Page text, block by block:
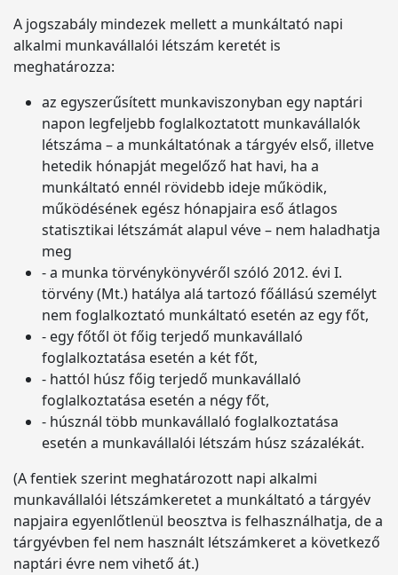
A jogszabály mindezek mellett a munkáltató napi
alkalmi munkavállalói létszám keretét is
meghatározza:
az egyszerűsített munkaviszonyban egy naptári
napon legfeljebb foglalkoztatott munkavállalók
létszáma – a munkáltatónak a tárgyév első, illetve
hetedik hónapját megelőző hat havi, ha a
munkáltató ennél rövidebb ideje működik,
működésének egész hónapjaira eső átlagos
statisztikai létszámát alapul véve – nem haladhatja
meg
- a munka törvénykönyvéről szóló 2012. évi I.
törvény (Mt.) hatálya alá tartozó főállású személyt
nem foglalkoztató munkáltató esetén az egy főt,
- egy főtől öt főig terjedő munkavállaló
foglalkoztatása esetén a két főt,
- hattól húsz főig terjedő munkavállaló
foglalkoztatása esetén a négy főt,
- húsznál több munkavállaló foglalkoztatása
esetén a munkavállalói létszám húsz százalékát.
(A fentiek szerint meghatározott napi alkalmi
munkavállalói létszámkeretet a munkáltató a tárgyév
napjaira egyenlőtlenül beosztva is felhasználhatja, de a
tárgyévben fel nem használt létszámkeret a következő
naptári évre nem vihető át.)